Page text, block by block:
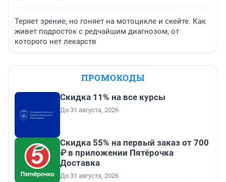
Теряет зрение, но гоняет на мотоцикле и скейте. Как
живет подросток с редчайшим диагнозом, от
которого нет лекарств
ПРОМОКОДЫ
Скидка 11% на все курсы
До 31 августа, 2026
Скидка 55% на первый заказ от 700
₽ в приложении Пятёрочка
Доставка
До 31 августа, 2026